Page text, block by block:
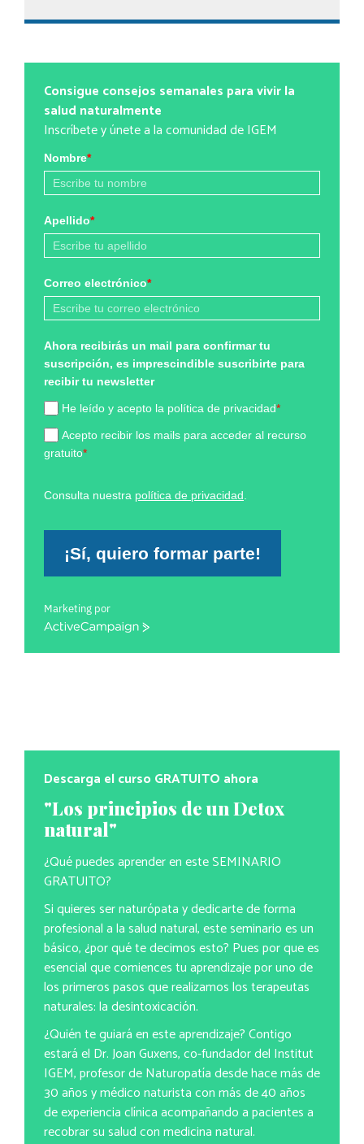
Consigue consejos semanales para vivir la
salud naturalmente
Inscríbete y únete a la comunidad de IGEM
Nombre*
Apellido*
Correo electrónico*
Ahora recibirás un mail para confirmar tu
suscripción, es imprescindible suscribirte para
recibir tu newsletter
He leído y acepto la política de privacidad*
Acepto recibir los mails para acceder al recurso
gratuito*
Consulta nuestra política de privacidad
¡Sí, quiero formar parte!
Marketing por
ActiveCampaign
Descarga el curso GRATUITO ahora
"Los principios de un Detox
natural"
¿Qué puedes aprender en este SEMINARIO
GRATUITO?
Si quieres ser naturópata y dedicarte de forma
profesional a la salud natural, este seminario es un
básico, ¿por qué te decimos esto? Pues por que es
esencial que comiences tu aprendizaje por uno de
los primeros pasos que realizamos los terapeutas
naturales: la desintoxicación.
¿Quién te guiará en este aprendizaje? Contigo
estará el Dr. Joan Guxens, co-fundador del Institut
IGEM, profesor de Naturopatía desde hace más de
30 años y médico naturista con más de 40 años
de experiencia clínica acompañando a pacientes a
recobrar su salud con medicina natural.